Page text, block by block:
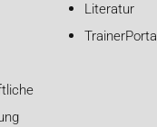
Literatur
TrainerPortal